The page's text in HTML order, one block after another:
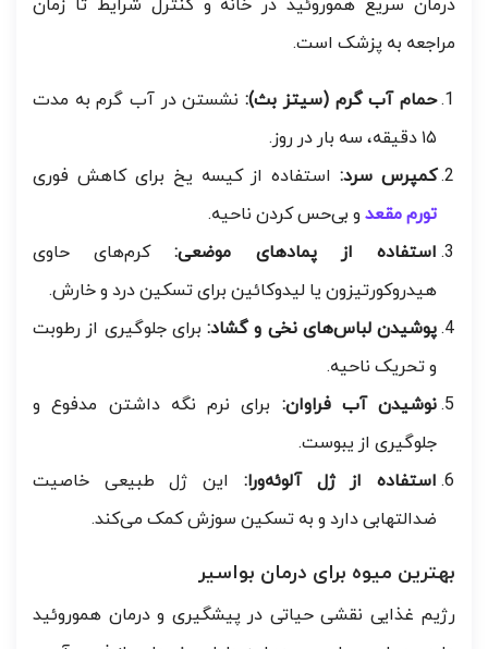
درمان سریع هموروئید در خانه و کنترل شرایط تا زمان
مراجعه به پزشک است.
حمام آب گرم (سیتز بث):نشستن در آب گرم به مدت
۱۵ دقیقه، سه بار در روز.
کمپرس سرد:استفاده از کیسه یخ برای کاهش فوری
تورم مقعد و بی‌حس کردن ناحیه.
استفاده از پمادهای موضعی:کرم‌های حاوی
هیدروکورتیزون یا لیدوکائین برای تسکین درد و خارش.
پوشیدن لباس‌های نخی و گشاد: برای جلوگیری از رطوبت
و تحریک ناحیه.
نوشیدن آب فراوان: برای نرم نگه داشتن مدفوع و
جلوگیری از یبوست.
استفاده از ژل آلوئه‌ورا: این ژل طبیعی خاصیت
ضدالتهابی دارد و به تسکین سوزش کمک می‌کند.
بهترین میوه برای درمان بواسیر
رژیم غذایی نقشی حیاتی در پیشگیری و درمان هموروئید